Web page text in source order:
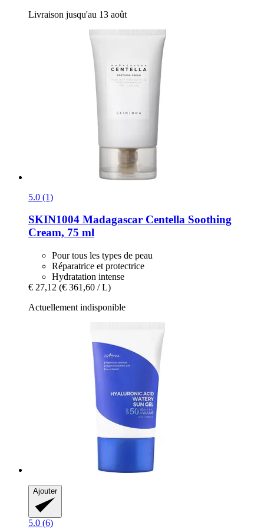
Livraison jusqu'au 13 août
5.0 (1)
SKIN1004 Madagascar Centella Soothing
Cream, 75 ml
Pour tous les types de peau
Réparatrice et protectrice
Hydratation intense
€ 27,12 (€ 361,60 / L)
Actuellement indisponible
Ajouter
5.0 (6)